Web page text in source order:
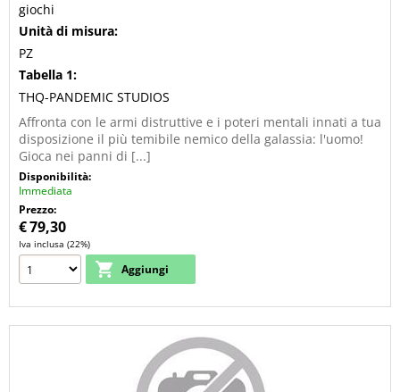
giochi
Unità di misura:
PZ
Tabella 1:
THQ-PANDEMIC STUDIOS
Affronta con le armi distruttive e i poteri mentali innati a tua
disposizione il più temibile nemico della galassia: l'uomo!
Gioca nei panni di [...]
Disponibilità:
Immediata
Prezzo:
€79,30
Iva inclusa (22%)